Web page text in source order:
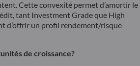
Cette convexité permet d’amortir le
tant Investment Grade que High
d’offrir un profil rendement/risque
de croissance?